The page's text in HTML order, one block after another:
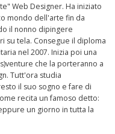
Web Designer. Ha iniziato
mondo dell'arte fin da
il nonno dipingere
su tela. Consegue il diploma
nel 2007. Inizia poi una
che la porteranno a
Tutt'ora studia
il suo sogno e fare di
recita un famoso detto:
un giorno in tutta la